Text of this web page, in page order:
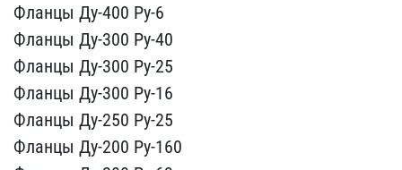
Фланцы Ду-400 Ру-6
Фла​нцы Ду-300 Ру-40
Фланцы ​Ду-300 Ру-25
Фланцы Ду-3​00 Ру-16
Фланцы Ду-250 Р​у-25
Фланцы Ду-200 Ру-16​0